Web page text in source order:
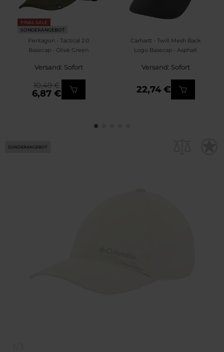
FINAL SALE
SONDERANGEBOT
Pentagon - Tactical 2.0
Basecap - Olive Green
Versand: Sofort
6,87 €
10,49 €
Carhartt - Twill Mesh Back
Logo Basecap - Asphalt
Versand: Sofort
22,74 €
SONDERANGEBOT